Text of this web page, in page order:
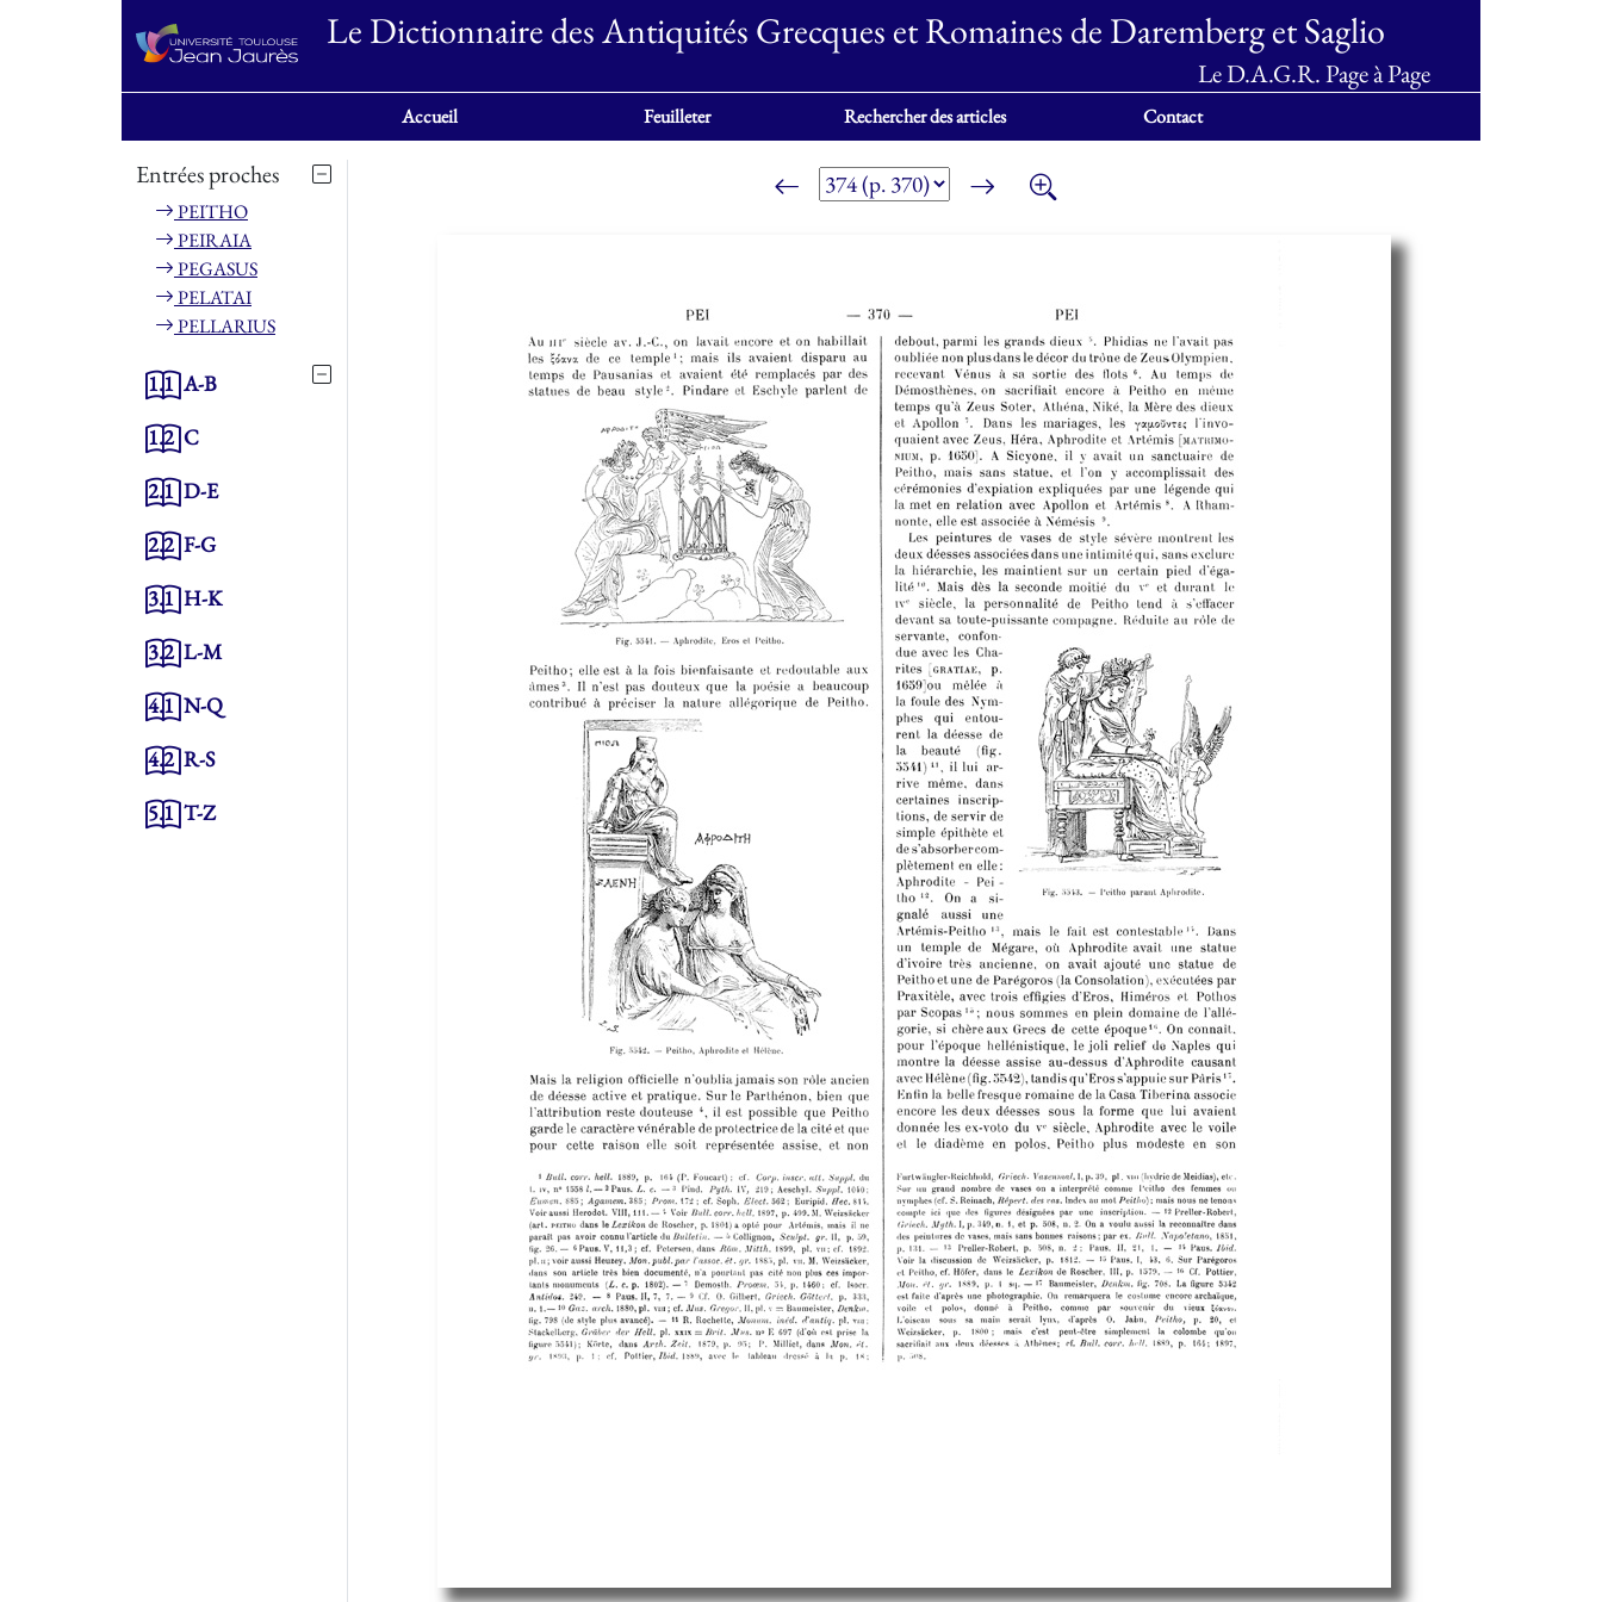
Le Dictionnaire des Antiquités Grecques et Romaines de Daremberg et Saglio
Le D.A.G.R. Page à Page
Accueil Feuilleter Rechercher des articles Contact
Entrées proches
PEITHO
PEIRAIA
PEGASUS
PELATAI
PELLARIUS
1.1A-B
1.2C
2.1D-E
2.2F-G
3.1H-K
3.2L-M
4.1N-Q
4.2R-S
5.1T-Z